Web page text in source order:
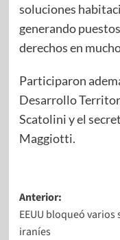
soluciones
generando
derechos en
Participaron
Desarrollo
Scatolini y el
Maggiotti.
Anterior:
EEUU bloqueó
iraníes